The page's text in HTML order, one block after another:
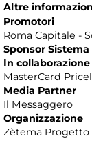
Altre
Promotori
Roma Capitale -
Sponsor
In collaborazione
MasterCard
Media Partner
Il Messaggero
Organizzazione
Zètema Progetto